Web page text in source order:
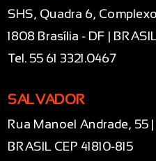
SHS, Quadra 6,
1808 Brasília - DF |
Tel. 55 61 3321.0467
SALVADOR
Rua Manoel Andrade, 55 |
BRASIL CEP 41810-815